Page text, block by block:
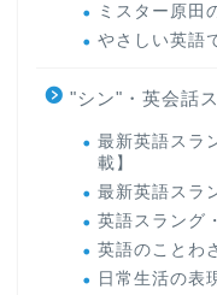
ミスター原田
やさしい英語
"シン"・英会話
最新英語スラ
載】
最新英語スラ
英語スラング
英語のことわ
日常生活の表